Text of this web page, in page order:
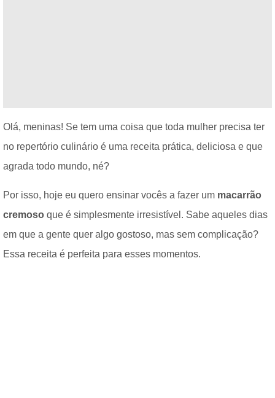
Olá, meninas! Se tem uma coisa que toda mulher precisa ter
no repertório culinário é uma receita prática, deliciosa e que
agrada todo mundo, né?
Por isso, hoje eu quero ensinar vocês a fazer um macarrão
cremoso que é simplesmente irresistível. Sabe aqueles dias
em que a gente quer algo gostoso, mas sem complicação?
Essa receita é perfeita para esses momentos.